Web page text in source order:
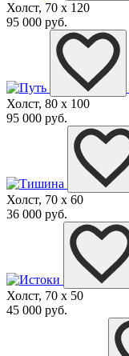
Холст, 70 x 120
95 000 руб.
Холст, 80 x 100
95 000 руб.
Холст, 70 x 60
36 000 руб.
Холст, 70 x 50
45 000 руб.